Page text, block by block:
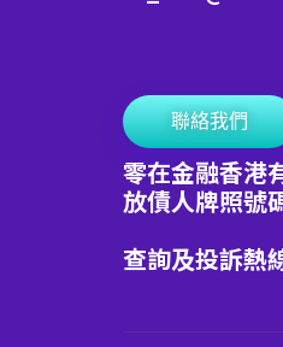
聯絡我們
零在金融香港
放債人牌照號
查詢及投訴熱